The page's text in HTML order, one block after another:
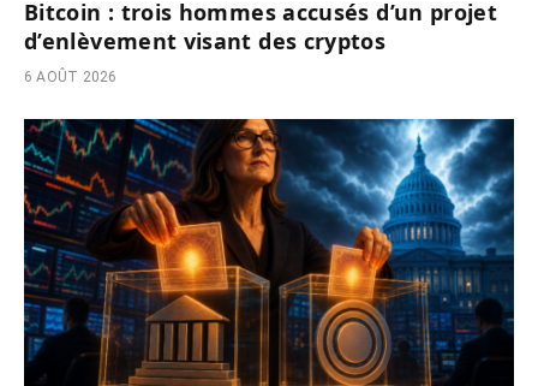
Bitcoin : trois hommes accusés d’un projet
d’enlèvement visant des cryptos
6 AOÛT 2026